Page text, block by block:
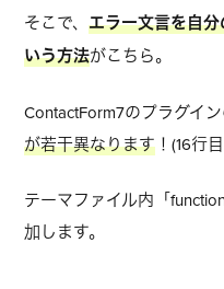
そこで、 エラー文言を自
いう方法がこちら。
ContactForm7のプラグイ
が若干異なります ！(16行
テーマファイル内「
加します。